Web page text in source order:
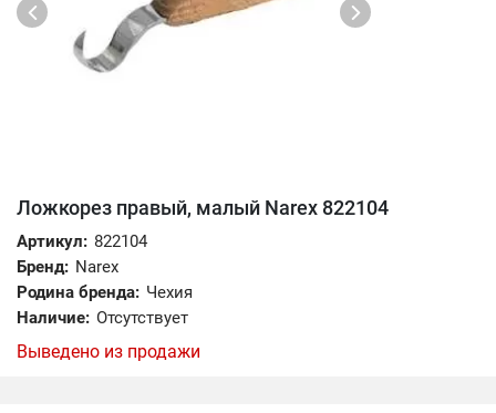
Ложкорез правый, малый Narex 822104
Артикул: 822104
Бренд: Narex
Родина бренда: Чехия
Наличие: Отсутствует
Выведено из продажи